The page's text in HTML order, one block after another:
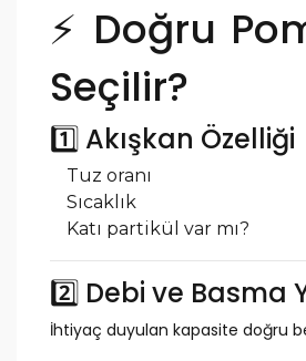
⚡ Doğru
Seçilir?
1️⃣ Akışkan Özelliği
Tuz oranı
Sıcaklık
Katı partikül var mı?
2️⃣ Debi ve Basma
İhtiyaç duyulan kapasite doğru